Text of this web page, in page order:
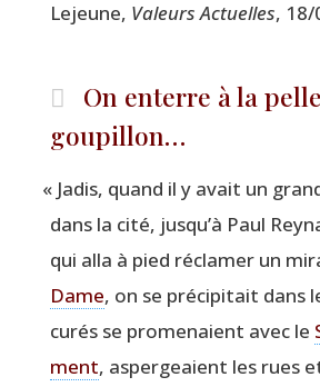
Lejeune, Valeurs Actuelles,
On enterre à la
goupillon…
« Jadis, quand il y avait un
dans la cité, jusqu’à Paul
qui alla à pied récla­mer un
Dame, on se pré­ci­pi­tait dans
curés se pro­me­naient avec le
ment, asper­geaient les rues